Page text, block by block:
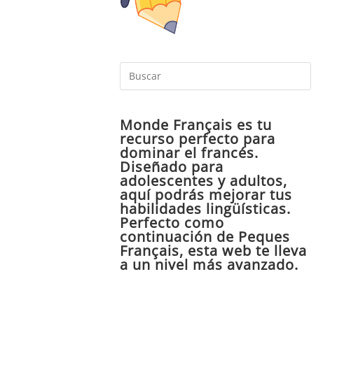
Escape
Monde Français es tu
recurso perfecto para
dominar el francés.
Diseñado para
adolescentes y adultos,
aquí podrás mejorar tus
habilidades lingüísticas.
Perfecto como
continuación de Peques
Français, esta web te lleva
a un nivel más avanzado.